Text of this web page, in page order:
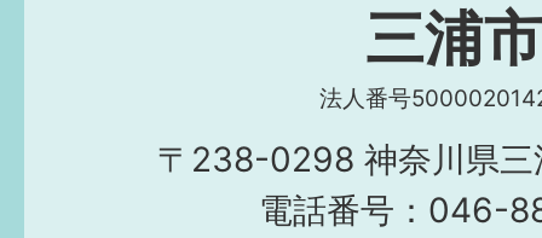
三浦市
法人番号
〒238-0298 神奈川県三
電話番号：046-